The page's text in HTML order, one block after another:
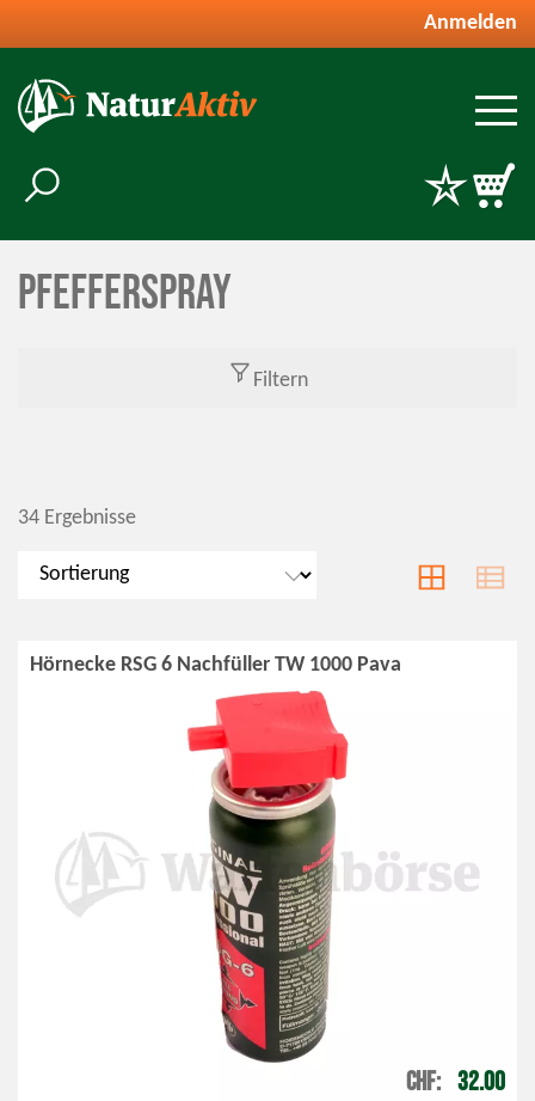
Anmelden
Pfefferspray
Filtern
34 Ergebnisse
Hörnecke RSG 6 Nachfüller TW 1000 Pava
CHF 32.00